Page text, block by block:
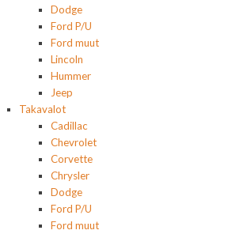
Dodge
Ford P/U
Ford muut
Lincoln
Hummer
Jeep
Takavalot
Cadillac
Chevrolet
Corvette
Chrysler
Dodge
Ford P/U
Ford muut